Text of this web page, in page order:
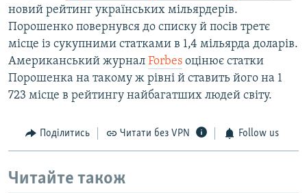
новий рейтинг українських мільярдерів.
Порошенко повернувся до списку й посів третє
місце із сукупними статками в 1,4 мільярда доларів.
Американський журнал Forbes оцінює статки
Порошенка на такому ж рівні й ставить його на 1
723 місце в рейтингу найбагатших людей світу.
Поділитись Читати без VPN Follow us
Читайте також